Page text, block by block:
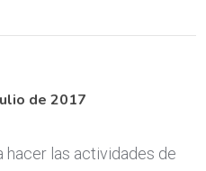
de 2017
hacer las actividades de